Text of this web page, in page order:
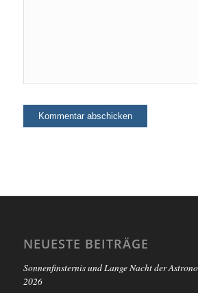
NEUESTE BEITRÄGE
Sonnenfinsternis und Lange Nacht der
2026